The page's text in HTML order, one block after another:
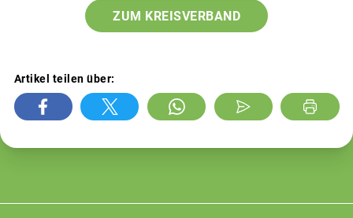
ZUM KREISVERBAND
Artikel teilen über: